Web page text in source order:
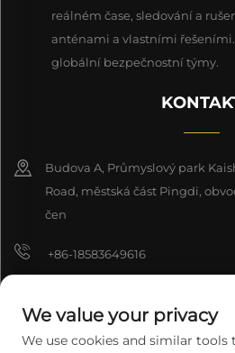
reálném čase, sledování a
anténami a vlastními
globální bezpečnostní týmy.
Budova A, Průmyslový park
Road, městská část Pingdi,
čen
+86-18583649616
8618165761396
We value your privacy
We use cookies and similar tools